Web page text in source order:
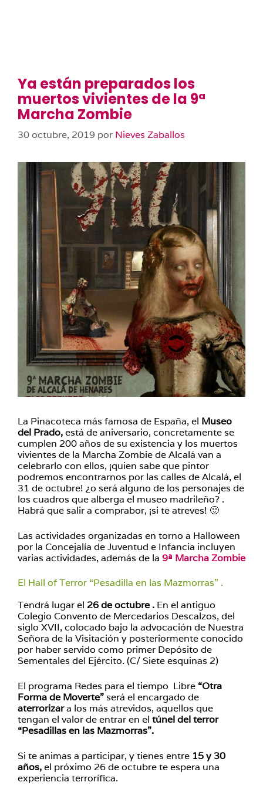
Ya están preparados los
muertos vivientes de la 9ª
Marcha Zombie
30 octubre, 2019 por Nieves Zaballos
La Pinacoteca más famosa de España, el Museo
del Prado,está de aniversario, concretamente se
cumplen 200 años de su existencia y los muertos
vivientes de la Marcha Zombie de Alcalá van a
celebrarlo con ellos, ¡quien sabe que pintor
podremos encontrarnos por las calles de Alcalá, el
31 de octubre! ¿o será alguno de los personajes de
los cuadros que alberga el museo madrileño? .
Habrá que salir a comprabor, ¡si te atreves! 🙂
Las actividades organizadas en torno a Halloween
por la Concejalía de Juventud e Infancia incluyen
varias actividades, además de la 9ª Marcha Zombie
El Hall of Terror “Pesadilla en las Mazmorras” .
Tendrá lugar el 26 de octubre . En el antiguo
Colegio Convento de Mercedarios Descalzos, del
siglo XVII, colocado bajo la advocación de Nuestra
Señora de la Visitación y posteriormente conocido
por haber servido como primer Depósito de
Sementales del Ejército. (C/ Siete esquinas 2)
El programa Redes para el tiempo Libre “Otra
Forma de Moverte”será el encargado de
aterrorizara los más atrevidos, aquellos que
tengan el valor de entrar en el túnel del terror
“Pesadillas en las Mazmorras”.
Si te animas a participar, y tienes entre 15 y 30
años,el próximo 26 de octubre te espera una
experiencia terrorífica.